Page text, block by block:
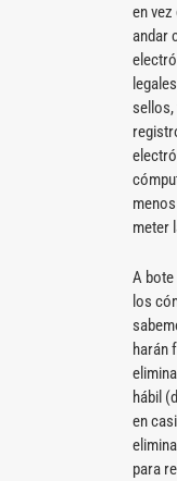
en
andar
meter
A
los
harán
hábil
en
para